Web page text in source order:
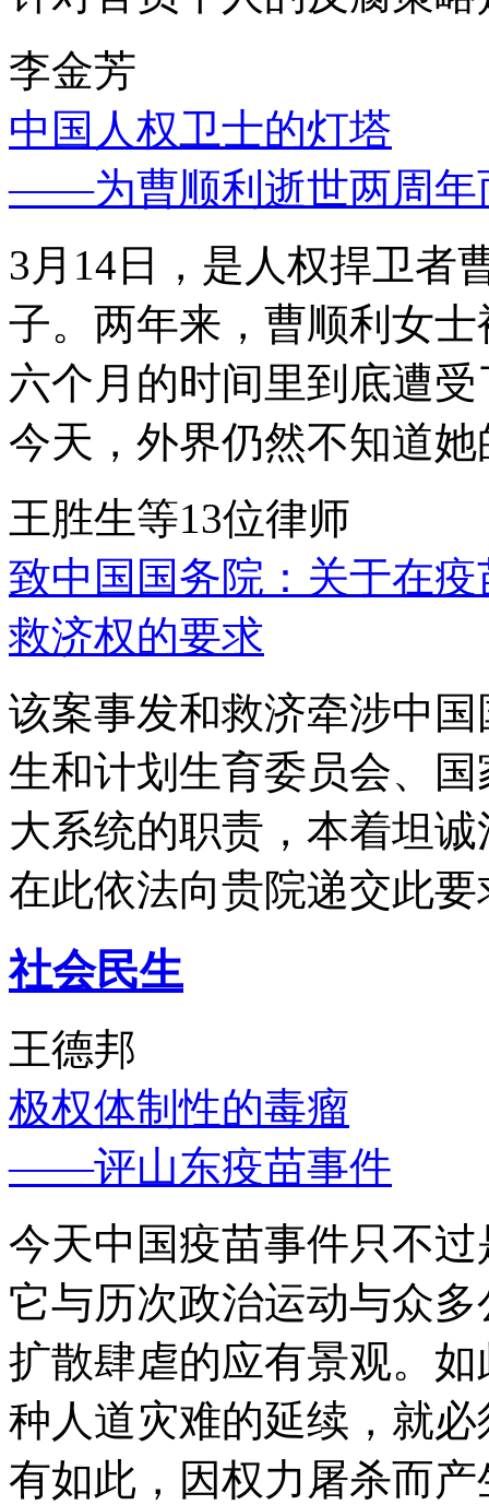
李金芳
中国人权卫士的灯塔
——为曹顺利逝世两周年
3月14日，是人权捍卫者
子。两年来，曹顺利女
六个月的时间里到底遭
今天，外界仍然不知道
王胜生等13位律师
致中国国务院：关于在
救济权的要求
该案事发和救济牵涉中
生和计划生育委员会、
大系统的职责，本着坦
在此依法向贵院递交此要
社会民生
王德邦
极权体制性的毒瘤
——评山东疫苗事件
今天中国疫苗事件只不
它与历次政治运动与众
扩散肆虐的应有景观。
种人道灾难的延续，就
有如此，因权力屠杀而